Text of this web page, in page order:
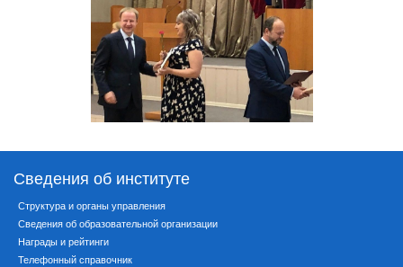
Сведения об институте
Структура и органы управления
Сведения об образовательной организации
Награды и рейтинги
Телефонный справочник